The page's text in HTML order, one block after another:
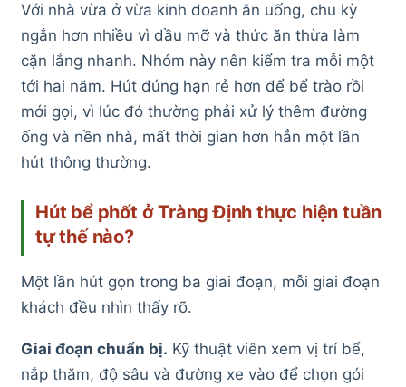
Với nhà vừa ở vừa kinh doanh ăn uống, chu kỳ
ngắn hơn nhiều vì dầu mỡ và thức ăn thừa làm
cặn lắng nhanh. Nhóm này nên kiểm tra mỗi một
tới hai năm. Hút đúng hạn rẻ hơn để bể trào rồi
mới gọi, vì lúc đó thường phải xử lý thêm đường
ống và nền nhà, mất thời gian hơn hẳn một lần
hút thông thường.
Hút bể phốt ở Tràng Định thực hiện tuần
tự thế nào?
Một lần hút gọn trong ba giai đoạn, mỗi giai đoạn
khách đều nhìn thấy rõ.
Giai đoạn chuẩn bị. Kỹ thuật viên xem vị trí bể,
nắp thăm, độ sâu và đường xe vào để chọn gói